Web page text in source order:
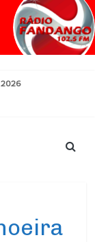
2026